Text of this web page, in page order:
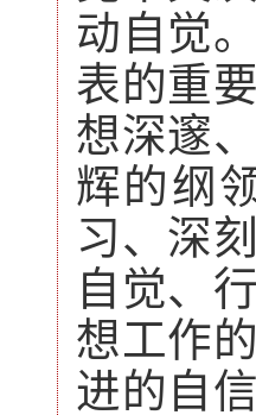
动自觉
表的重
想深邃
辉的纲
习、深
自觉、
想工作
进的自